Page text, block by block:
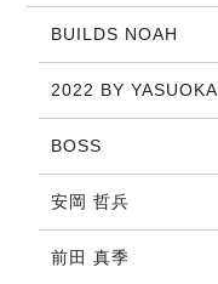
BUILDS NOAH
2022 BY YASUOKA
BOSS
安岡 哲兵
前田 真季